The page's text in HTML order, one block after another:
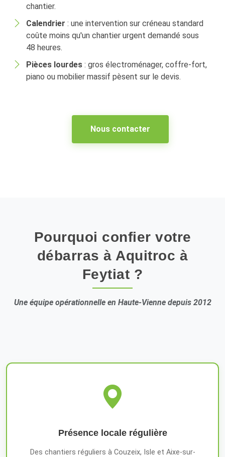
chantier.
Calendrier : une intervention sur créneau standard
coûte moins qu'un chantier urgent demandé sous
48 heures.
Pièces lourdes : gros électroménager, coffre-fort,
piano ou mobilier massif pèsent sur le devis.
Nous contacter
Pourquoi confier votre
débarras à Aquitroc à
Feytiat ?
Une équipe opérationnelle en Haute-Vienne depuis 2012
Présence locale régulière
Des chantiers réguliers à Couzeix, Isle et Aixe-sur-